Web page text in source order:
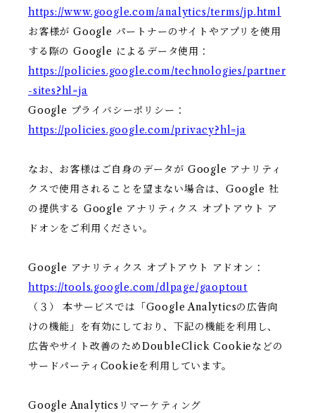
https://www.google.com/analytics/terms/jp.html
お客様が Google パートナーのサイトやアプリを使用
する際の Google によるデータ使用：
https://policies.google.com/technologies/partner
-sites?hl=ja
Google プライバシーポリシー：
https://policies.google.com/privacy?hl=ja
なお、お客様はご自身のデータが Google アナリティ
クスで使用されることを望まない場合は、Google 社
の提供する Google アナリティクス オプトアウト ア
ドオンをご利用ください。
Google アナリティクス オプトアウト アドオン：
https://tools.google.com/dlpage/gaoptout
（３） 本サービスでは「Google Analyticsの広告向
けの機能」を有効にしており、下記の機能を利用し、
広告やサイト改善のためDoubleClick Cookieなどの
サードパーティCookieを利用しています。
Google Analyticsリマーケティング